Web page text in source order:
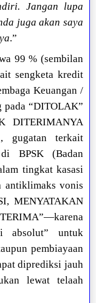
Jangan lupa
juga akan saya
.”
99 % (sembilan
sengketa kredit
Keuangan /
pada “DITOLAK”
DITERIMANYA
gugatan terkait
BPSK (Badan
tingkat kasasi
antiklimaks vonis
MENYATAKAN
absolut” untuk
pembiayaan
diprediksi jauh
lewat telaah